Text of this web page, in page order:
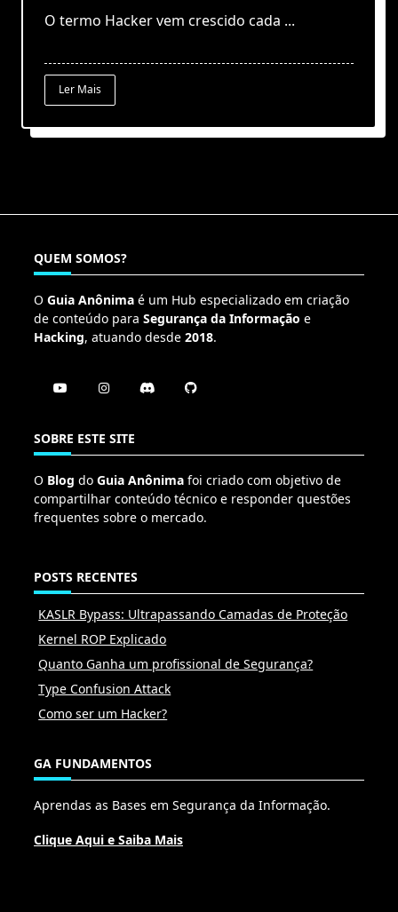
O termo Hacker vem crescido cada ...
Ler Mais
QUEM SOMOS?
O Guia Anônima é um Hub especializado em criação
de conteúdo para Segurança da Informação e
Hacking, atuando desde 2018.
SOBRE ESTE SITE
O Blog do Guia Anônima foi criado com objetivo de
compartilhar conteúdo técnico e responder questões
frequentes sobre o mercado.
POSTS RECENTES
KASLR Bypass: Ultrapassando Camadas de Proteção
Kernel ROP Explicado
Quanto Ganha um profissional de Segurança?
Type Confusion Attack
Como ser um Hacker?
GA FUNDAMENTOS
Aprendas as Bases em Segurança da Informação.
Clique Aqui e Saiba Mais